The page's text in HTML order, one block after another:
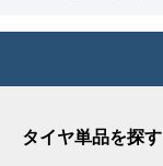
タイヤ単品を探す